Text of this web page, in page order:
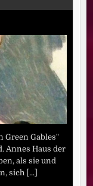
Green Gables"
Annes Haus der
als sie und
sich [...]